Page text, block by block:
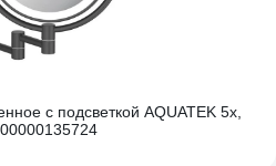
с подсветкой AQUATEK 5х,